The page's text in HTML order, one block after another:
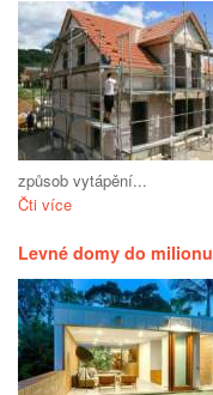
způsob vytápění...
Čti více
Levné domy do milionu